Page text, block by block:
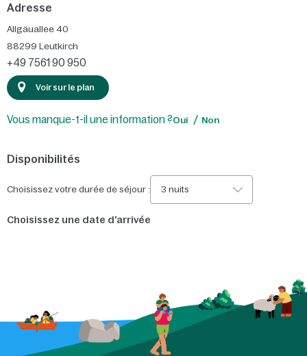
Adresse
Allgäuallee 40
88299 Leutkirch
+49 7561 90 950
Voir sur le plan
Vous manque-t-il une information ?Oui Non
Disponibilités
Choisissez votre durée de séjour : 3 nuits
Choisissez une date d'arrivée